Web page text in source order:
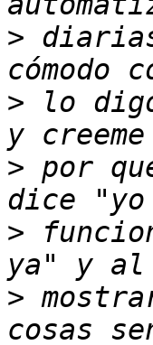
>
> lo
> por
>
>